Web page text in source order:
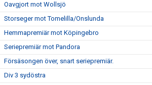
Oavgjort mot Wollsjö
Storseger mot Tomelilla/Onslunda
Hemmapremiär mot Köpingebro
Seriepremiär mot Pandora
Försäsongen över, snart seriepremiär.
Div 3 sydöstra